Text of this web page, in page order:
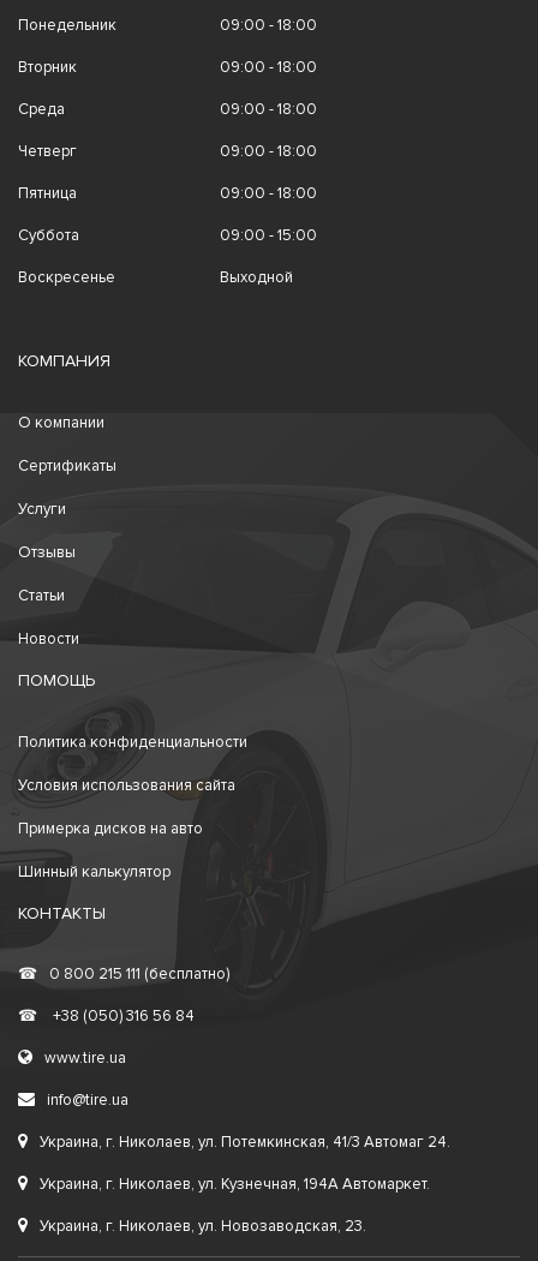
Понедельник 09:00 - 18:00
Вторник 09:00 - 18:00
Среда 09:00 - 18:00
Четверг 09:00 - 18:00
Пятница 09:00 - 18:00
Суббота 09:00 - 15:00
Воскресенье Выходной
КОМПАНИЯ
О компании
Сертификаты
Услуги
Отзывы
Статьи
Новости
ПОМОЩЬ
Политика конфиденциальности
Условия использования сайта
Примерка дисков на авто
Шинный калькулятор
КОНТАКТЫ
☎ 0 800 215 111 (бесплатно)
☎ +38 (050) 316 56 84
www.tire.ua
info@tire.ua
Украина, г. Николаев, ул. Потемкинская, 41/3 Автомаг 24.
Украина, г. Николаев, ул. Кузнечная, 194А Автомаркет.
Украина, г. Николаев, ул. Новозаводская, 23.